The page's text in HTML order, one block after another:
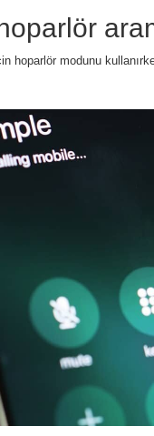
hoparlör modunu